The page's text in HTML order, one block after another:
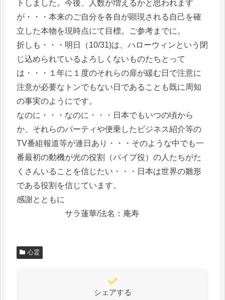
トしました。今後、人数が増えるかと思われます
が・・・本来のご自分を各自が顕現される自己を確
立した本物を現時点にて目標。ご参考までに。
折しも・・・明日（10/31)は、ハローウィンという閉
じ込められているよろしくないものたちとって
は・・・１年に１度のそれらの扉が緩む日で注意に
注意が必要なトンでもない日であることも既に周知
の事実のようにです。
なのに・・・なのに・・・日本でもいつの頃から
か、それらのパーティや便乗したビジネス紹介等の
TV番組報道等が連日あり・・・そのような中でも一
番最初の動機が光の役割（パイプ役）の人たちがた
くさんいることを信じたい・・・日本は世界の雛形
である役割を信じています。
感謝とともに
サラ蓮華/法名：庵寿
心霊
シェアする